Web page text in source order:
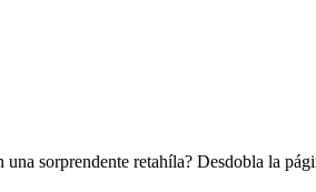
sorprendente retahíla? Desdobla la